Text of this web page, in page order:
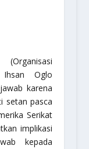
Ihsan Oglo
karena
setan pasca
Serikat
implikasi
kepada